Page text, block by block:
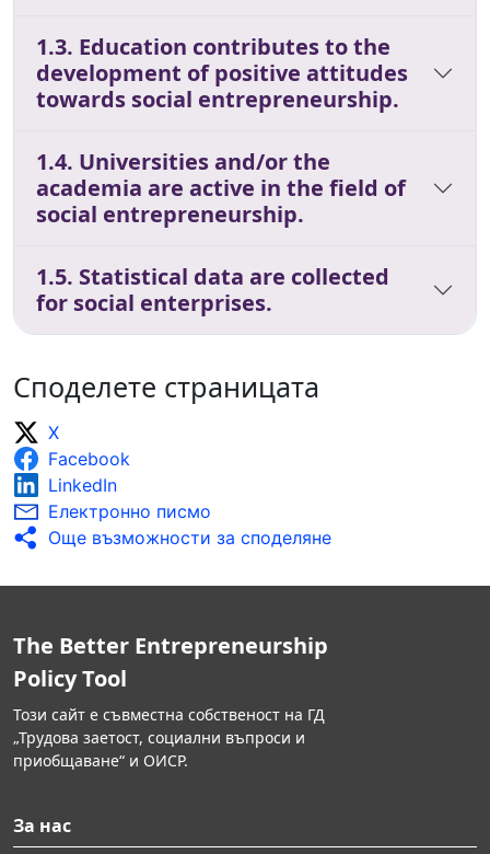
1.3. Education contributes to the
development of positive attitudes
towards social entrepreneurship.
1.4. Universities and/or the
academia are active in the field of
social entrepreneurship.
1.5. Statistical data are collected
for social enterprises.
Споделете страницата
X
Facebook
LinkedIn
Електронно писмо
Още възможности за споделяне
The Better Entrepreneurship
Policy Tool
Този сайт е съвместна собственост на ГД
„Трудова заетост, социални въпроси и
приобщаване“ и ОИСР.
За нас